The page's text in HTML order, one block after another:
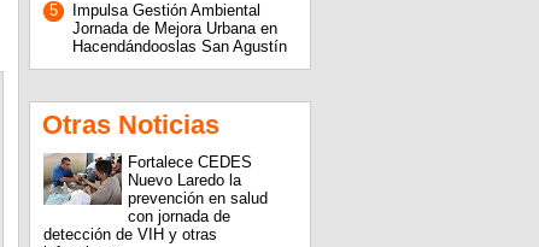
5
Impulsa Gestión Ambiental
Jornada de Mejora Urbana en
Hacendándooslas San Agustín
Otras Noticias
Fortalece CEDES
Nuevo Laredo la
prevención en salud
con jornada de
detección de VIH y otras